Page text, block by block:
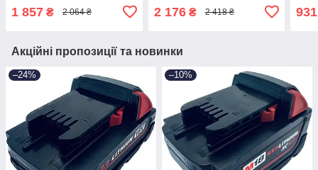
1 857 ₴ 2 064 ₴ 2 176₴ 2 418 ₴ 931
Акційні пропозиції та новинки
–24% –10%